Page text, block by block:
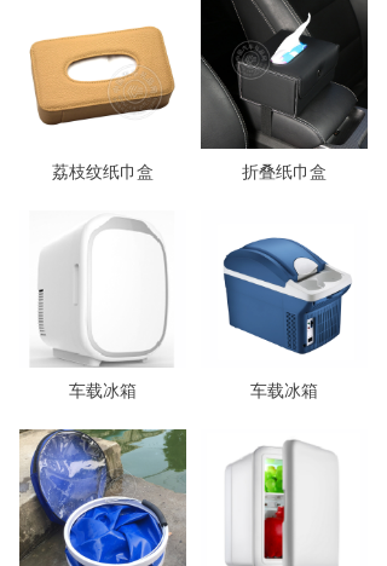
荔枝纹纸巾盒 折叠纸巾盒
车载冰箱 车载冰箱